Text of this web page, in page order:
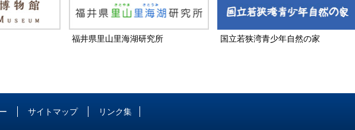
福井県里山里海湖研究所 国立若狭湾青少年自然の家
サイトマップ リンク集